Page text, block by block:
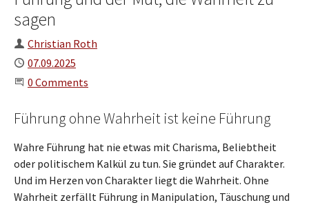
sagen
Author
Christian Roth
Published
07.09.2025
Start the Conversation
0 Comments
Führung ohne Wahrheit ist keine Führung
Wahre Führung hat nie etwas mit Charisma, Beliebtheit
oder politischem Kalkül zu tun. Sie gründet auf Charakter.
Und im Herzen von Charakter liegt die Wahrheit. Ohne
Wahrheit zerfällt Führung in Manipulation, Täuschung und